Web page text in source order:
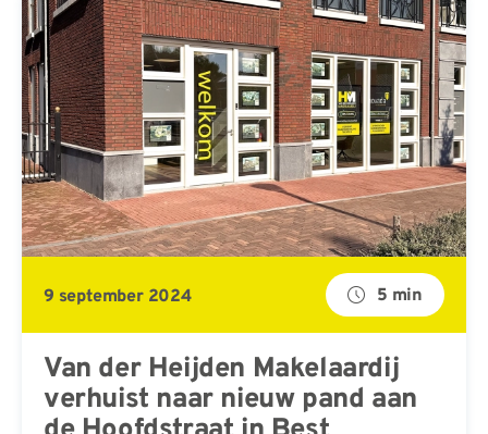
9 september 2024 5 min
Van der Heijden Makelaardij
verhuist naar nieuw pand aan